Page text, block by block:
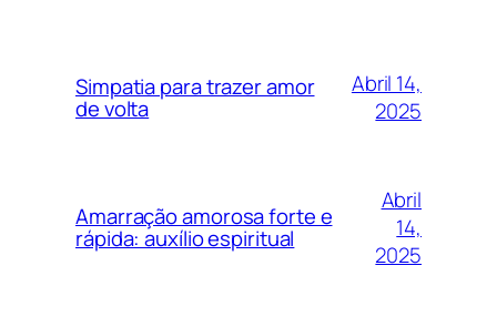
Simpatia para trazer amor
de volta
Abril 14,
2025
Amarração amorosa forte e
rápida: auxílio espiritual
Abril
14,
2025